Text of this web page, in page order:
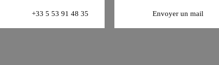
+33 5 53 91 48 35 Envoyer un mail